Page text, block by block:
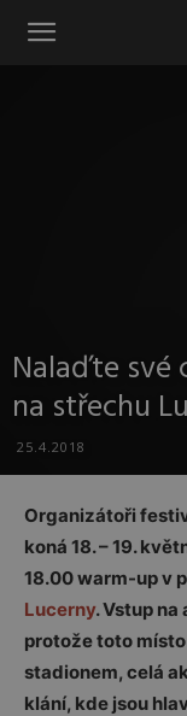
Instinkt
Nalaďte své
na střechu
25.4.2018
Organizátoři
koná 18. – 19.
18.00 warm-up v
Lucerny. Vstup
protože toto
stadionem, celá
klání, kde jsou